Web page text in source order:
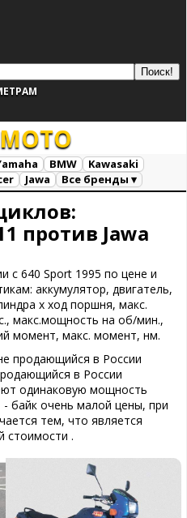
MOTO
BMW
Kawasaki
Jawa
Все бренды ▾
против Jawa
с 640 Sport 1995 по цене и
аккумулятор, двигатель,
х ход поршня, макс.
макс.мощность на об/мин.,
момент, макс. момент, нм.
продающийся в России
в России
одинаковую мощность
- байк очень малой цены, при
тем, что является
стоимости .